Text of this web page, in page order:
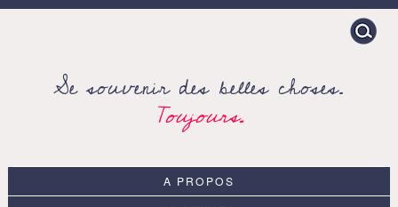
Search
for:
Se souvenir des belles choses.
Toujours.
A PROPOS